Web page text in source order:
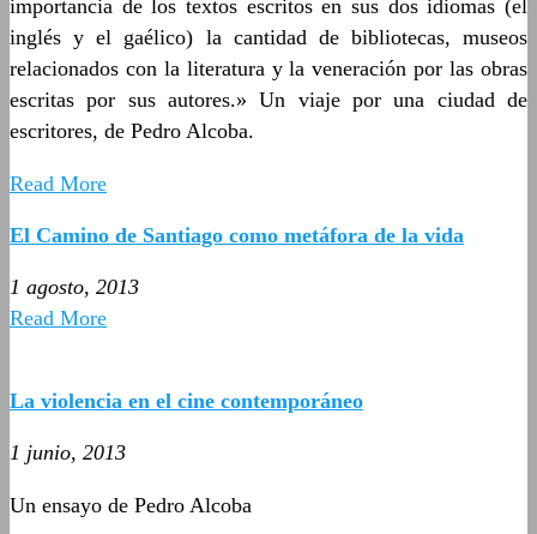
importancia de los textos escritos en sus dos idiomas (el
inglés y el gaélico) la cantidad de bibliotecas, museos
relacionados con la literatura y la veneración por las obras
escritas por sus autores.» Un viaje por una ciudad de
escritores, de Pedro Alcoba.
Read More
El Camino de Santiago como metáfora de la vida
1 agosto, 2013
Read More
La violencia en el cine contemporáneo
1 junio, 2013
Un ensayo de Pedro Alcoba